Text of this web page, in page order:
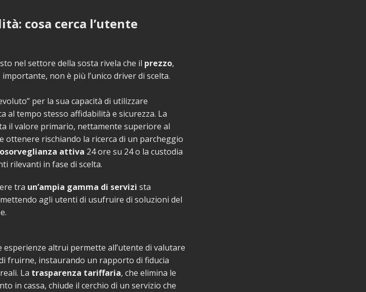
cosa cerca l’utente
nel settore della sosta rivela che il prezzo,
non è più l’unico driver di scelta.
per la sua capacità di utilizzare
al tempo stesso affidabilità e sicurezza. La
il valore primario, nettamente superiore al
ottenere rischiando la ricerca di un parcheggio
attiva 24 ore su 24 o la custodia
rilevanti in fase di scelta.
tra un’ampia gamma di servizi sta
agli utenti di usufruire di soluzioni del
esperienze altrui permette all’utente di valutare
fruirne, instaurando un rapporto di fiducia
La trasparenza tariffaria, che elimina le
in cassa, chiude il cerchio di un servizio che